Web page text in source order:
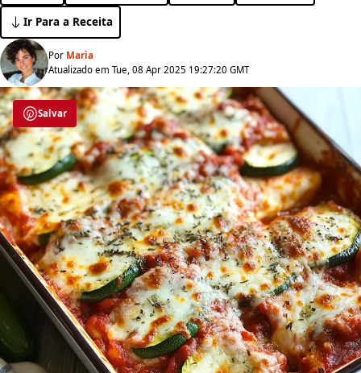
Ir Para a Receita
Por Maria
Atualizado em Tue, 08 Apr 2025 19:27:20 GMT
Salvar